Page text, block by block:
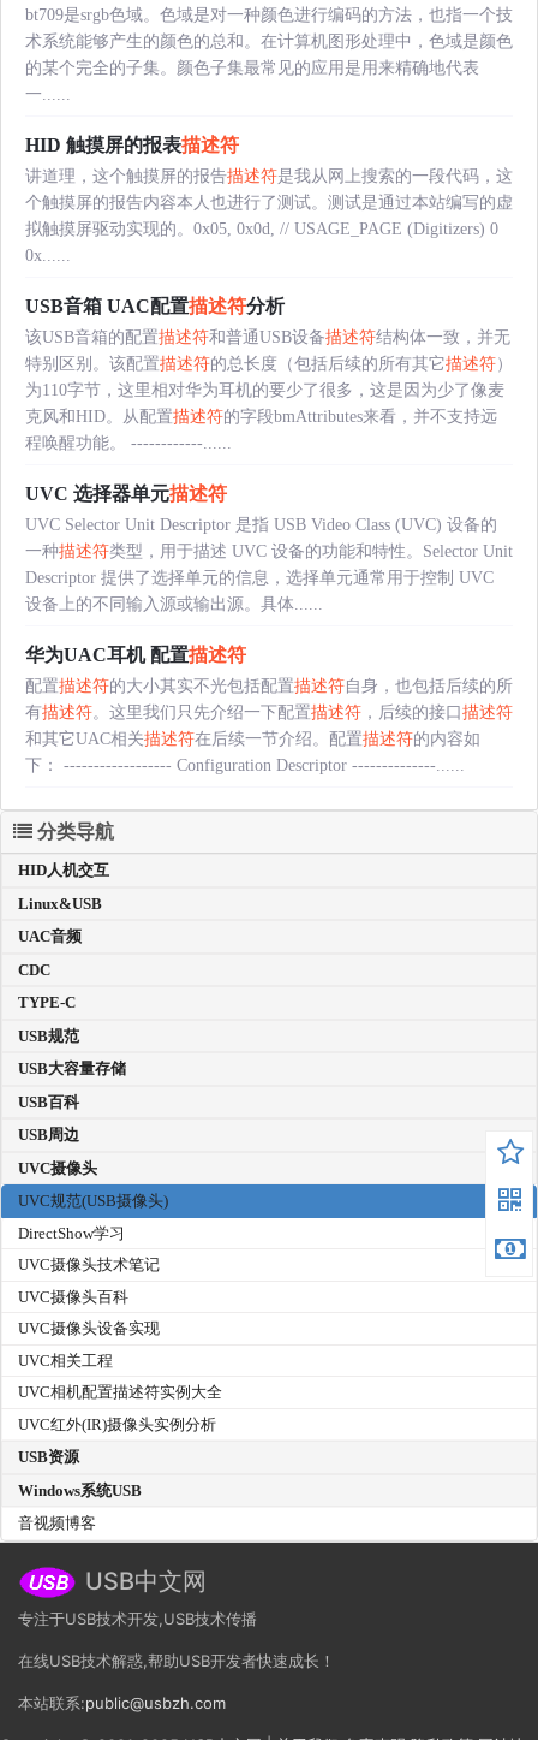
bt709是srgb色域。色域是对一种颜色进行编码的方法，也指一个技
术系统能够产生的颜色的总和。在计算机图形处理中，色域是颜色
的某个完全的子集。颜色子集最常见的应用是用来精确地代表
一......
HID 触摸屏的报表描述符
讲道理，这个触摸屏的报告描述符是我从网上搜索的一段代码，这
个触摸屏的报告内容本人也进行了测试。测试是通过本站编写的虚
拟触摸屏驱动实现的。0x05, 0x0d, // USAGE_PAGE (Digitizers) 0
0x......
USB音箱 UAC配置描述符分析
该USB音箱的配置描述符和普通USB设备描述符结构体一致，并无
特别区别。该配置描述符的总长度（包括后续的所有其它描述符）
为110字节，这里相对华为耳机的要少了很多，这是因为少了像麦
克风和HID。从配置描述符的字段bmAttributes来看，并不支持远
程唤醒功能。 ------------......
UVC 选择器单元描述符
UVC Selector Unit Descriptor 是指 USB Video Class (UVC) 设备的
一种描述符类型，用于描述 UVC 设备的功能和特性。Selector Unit
Descriptor 提供了选择单元的信息，选择单元通常用于控制 UVC
设备上的不同输入源或输出源。具体......
华为UAC耳机 配置描述符
配置描述符的大小其实不光包括配置描述符自身，也包括后续的所
有描述符。这里我们只先介绍一下配置描述符 ，后续的接口 描述符
和其它UAC相关描述符在后续一节介绍。配置描述符的内容如
下： ------------------ Configuration Descriptor --------------......
分类导航
HID人机交互
Linux&USB
UAC音频
CDC
TYPE-C
USB规范
USB大容量存储
USB百科
USB周边
UVC摄像头
UVC规范(USB摄像头)
DirectShow学习
UVC摄像头技术笔记
UVC摄像头百科
UVC摄像头设备实现
UVC相关工程
UVC相机配置描述符实例大全
UVC红外(IR)摄像头实例分析
USB资源
Windows系统USB
音视频博客
USB中文网
专注于USB技术开发,USB技术传播
在线USB技术解惑,帮助USB开发者快速成长！
本站联系:public@usbzh.com